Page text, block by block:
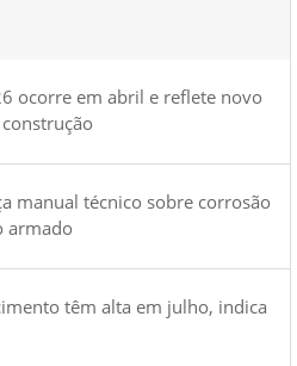
ocorre em abril e reflete novo
manual técnico sobre corrosão
armado
têm alta em julho, indica